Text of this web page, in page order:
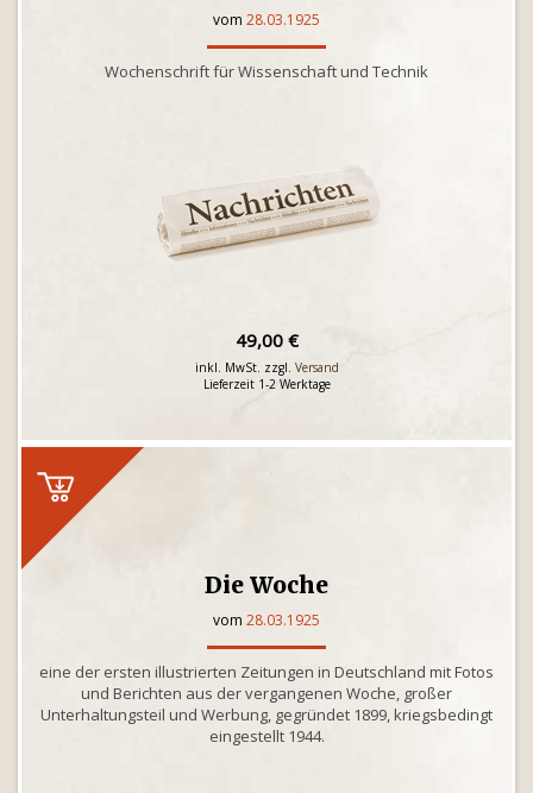
vom 28.03.1925
Wochenschrift für Wissenschaft und Technik
49,00 €
inkl. MwSt. zzgl. Versand
Lieferzeit 1-2 Werktage
Die Woche
vom 28.03.1925
eine der ersten illustrierten Zeitungen in Deutschland mit Fotos
und Berichten aus der vergangenen Woche, großer
Unterhaltungsteil und Werbung, gegründet 1899, kriegsbedingt
eingestellt 1944.